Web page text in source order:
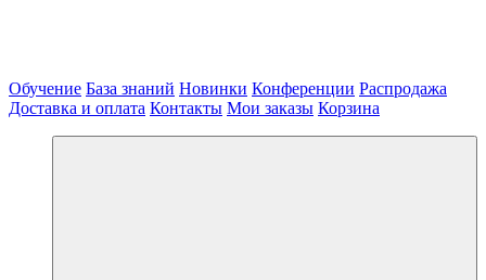
Обучение База знаний Новинки Конференции Распродажа
Доставка и оплата Контакты Мои заказы Корзина